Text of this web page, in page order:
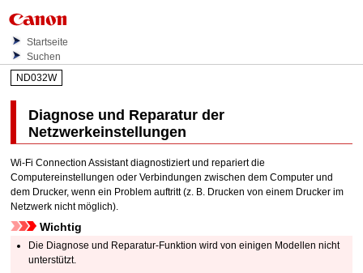
Startseite
Suchen
ND032W
Diagnose und Reparatur der
Netzwerkeinstellungen
Wi-Fi Connection Assistantdiagnostiziert und repariert die
Computereinstellungen oder Verbindungen zwischen dem Computer und
dem Drucker, wenn ein Problem auftritt (z. B. Drucken von einem Drucker im
Netzwerk nicht möglich).
Wichtig
Die Diagnose und Reparatur-Funktion wird von einigen Modellen nicht
unterstützt.